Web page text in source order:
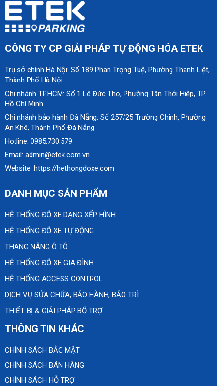
CÔNG TY CP GIẢI PHÁP TỰ ĐỘNG HÓA ETEK
Trụ sở chính Hà Nội: Số 189 Phan Trọng Tuệ, Phường Thanh Liệt,
Thành Phố Hà Nội.
Chi nhánh TP.HCM: Số 1 Lê Đức Thọ, Phường Tân Thới Hiệp, TP.
Hồ Chí Minh
Chi nhánh bảo hành Đà Nẵng: Số 257/25 Trường Chinh, Phường
An Khê, Thành Phố Đà Nẵng
Hotline: 0985.730.579
Email: admin@etek.com.vn
Website: https://hethongdoxe.com
DANH MỤC SẢN PHẨM
HỆ THỐNG ĐỖ XE DẠNG XẾP HÌNH
HỆ THỐNG ĐỖ XE TỰ ĐỘNG
THANG NÂNG Ô TÔ
HỆ THỐNG ĐỖ XE GIA ĐÌNH
HỆ THỐNG ACCESS CONTROL
DỊCH VỤ SỬA CHỮA, BẢO HÀNH, BẢO TRÌ
THIẾT BỊ & GIẢI PHÁP BỔ TRỢ
THÔNG TIN KHÁC
CHÍNH SÁCH BẢO MẬT
CHÍNH SÁCH BÁN HÀNG
CHÍNH SÁCH HỖ TRỢ